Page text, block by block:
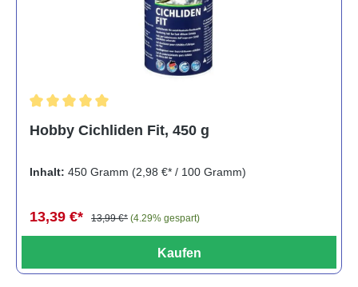
Hobby Cichliden Fit, 450 g
Inhalt: 450 Gramm (2,98 €* / 100 Gramm)
13,39 €* 13,99 €* (4.29% gespart)
Kaufen